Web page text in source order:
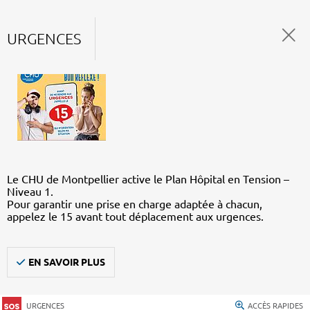
URGENCES
Le CHU de Montpellier active le Plan Hôpital en Tension –
Niveau 1.
Pour garantir une prise en charge adaptée à chacun,
appelez le 15 avant tout déplacement aux urgences.
EN SAVOIR PLUS
URGENCES ACCÈS RAPIDES